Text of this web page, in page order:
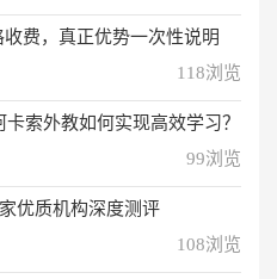
费，真正优势一次性说明
118浏览
索外教如何实现高效学习？
99浏览
优质机构深度测评
108浏览